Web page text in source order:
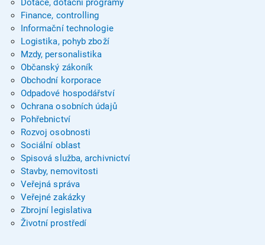
Dotace, dotační programy
Finance, controlling
Informační technologie
Logistika, pohyb zboží
Mzdy, personalistika
Občanský zákoník
Obchodní korporace
Odpadové hospodářství
Ochrana osobních údajů
Pohřebnictví
Rozvoj osobnosti
Sociální oblast
Spisová služba, archivnictví
Stavby, nemovitosti
Veřejná správa
Veřejné zakázky
Zbrojní legislativa
Životní prostředí